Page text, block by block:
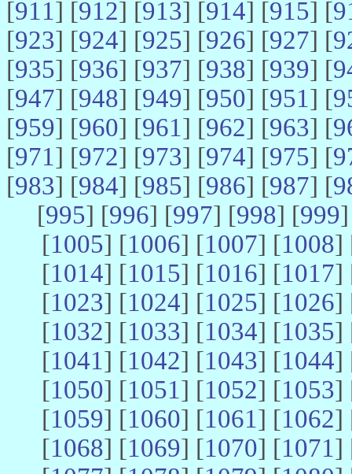
[911] [912] [913] [914] [915] [
[923] [924] [925] [926] [927] [
[935] [936] [937] [938] [939] [
[947] [948] [949] [950] [951] [
[959] [960] [961] [962] [963] [
[971] [972] [973] [974] [975] [
[983] [984] [985] [986] [987] [
[995] [996] [997] [998] [999
[1005] [1006] [1007] [1008]
[1014] [1015] [1016] [1017]
[1023] [1024] [1025] [1026]
[1032] [1033] [1034] [1035]
[1041] [1042] [1043] [1044]
[1050] [1051] [1052] [1053]
[1059] [1060] [1061] [1062]
[1068] [1069] [1070] [1071]